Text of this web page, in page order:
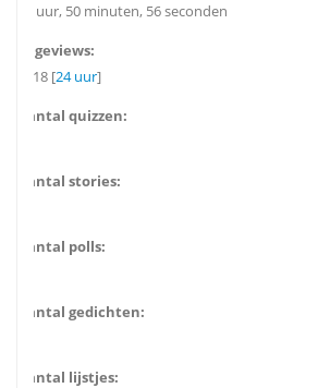
23 uur, 50 minuten, 56 seconden
Pageviews:
1118 [24 uur]
Aantal quizzen:
Aantal stories:
Aantal polls:
Aantal gedichten:
Aantal lijstjes: